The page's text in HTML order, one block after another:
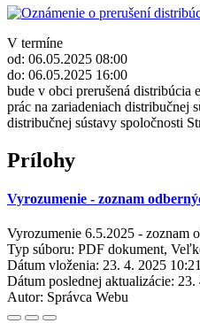
V termíne
od: 06.05.2025 08:00
do: 06.05.2025 16:00
bude v obci prerušená distribúcia
prác na zariadeniach distribučnej
distribučnej sústavy spoločnosti
Prílohy
Vyrozumenie - zoznam
Vyrozumenie 6.5.2025 - zoznam
Typ súboru: PDF dokument,
Dátum vloženia: 23. 4. 2025 10:21
Dátum poslednej aktualizácie: 23.
Autor: Správca Webu